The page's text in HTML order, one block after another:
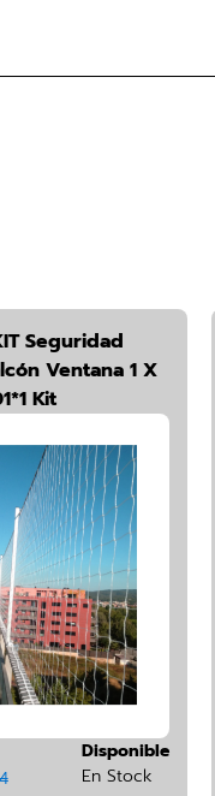
Seguridad
Ventana 1 X
Kit
Disponible
En Stock